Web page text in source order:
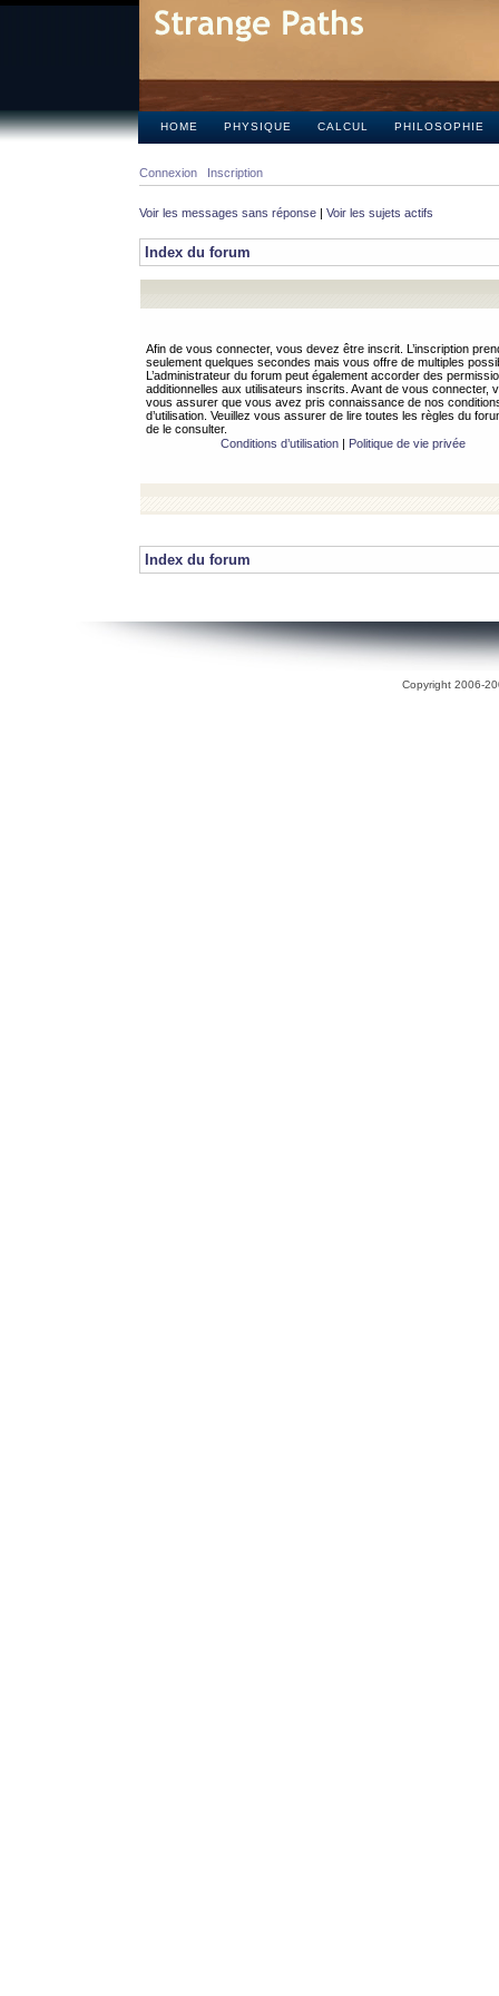
HOME PHYSIQUE CALCUL PHILOSOPHIE
Connexion Inscription
Voir les messages sans réponse | Voir les sujets actifs
Index du forum
Afin de vous connecter, vous devez être inscrit. L’inscription
seulement quelques secondes mais vous offre de multiples
L’administrateur du forum peut également accorder des
additionnelles aux utilisateurs inscrits. Avant de vous connecter,
vous assurer que vous avez pris connaissance de nos
d’utilisation. Veuillez vous assurer de lire toutes les règles du
de le consulter.
Conditions d’utilisation| Politique de vie privée
Index du forum
Copyright 2006-